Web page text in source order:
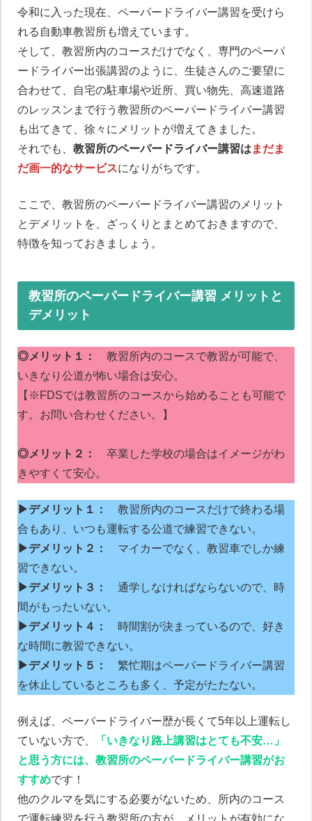
令和に入った現在、ペーパードライバー講習を受けら
れる自動車教習所も増えています。
そして、教習所内のコースだけでなく、専門のペーパ
ードライバー出張講習のように、生徒さんのご要望に
合わせて、自宅の駐車場や近所、買い物先、高速道路
のレッスンまで行う教習所のペーパードライバー講習
も出てきて、徐々にメリットが増えてきました。
それでも、 教習所のペーパードライバー講習は まだま
だ画一的なサービスになりがちです。
ここで、教習所のペーパードライバー講習のメリット
とデメリットを、ざっくりとまとめておきますので、
特徴を知っておきましょう。
教習所のペーパードライバー講習 メリットと
デメリット
◎メリット１：
教習所内のコースで教習が可能で、
いきなり公道が怖い場合は安心。
【※FDSでは教習所のコースから始めることも可能で
す。お問い合わせください。】
◎メリット２：
卒業した学校の場合はイメージがわ
きやすくて安心。
▶デメリット１：
教習所内のコースだけで終わる場
合もあり、いつも運転する公道で練習できない。
▶デメリット２：
マイカーでなく、教習車でしか練
習できない。
▶デメリット３：
通学しなければならないので、時
間がもったいない。
▶デメリット４：
時間割が決まっているので、好き
な時間に教習できない。
▶デメリット５：
繁忙期はペーパードライバー講習
を休止しているところも多く、予定がたたない。
例えば、ペーパードライバー歴が長くて5年以上運転し
ていない方で、
「いきなり路上講習はとても不安…」
と思う方には、教習所のペーパードライバー講習がお
すすめです！
他のクルマを気にする必要がないため、所内のコース
で運転練習を行う教習所の方が、メリットが有効にな